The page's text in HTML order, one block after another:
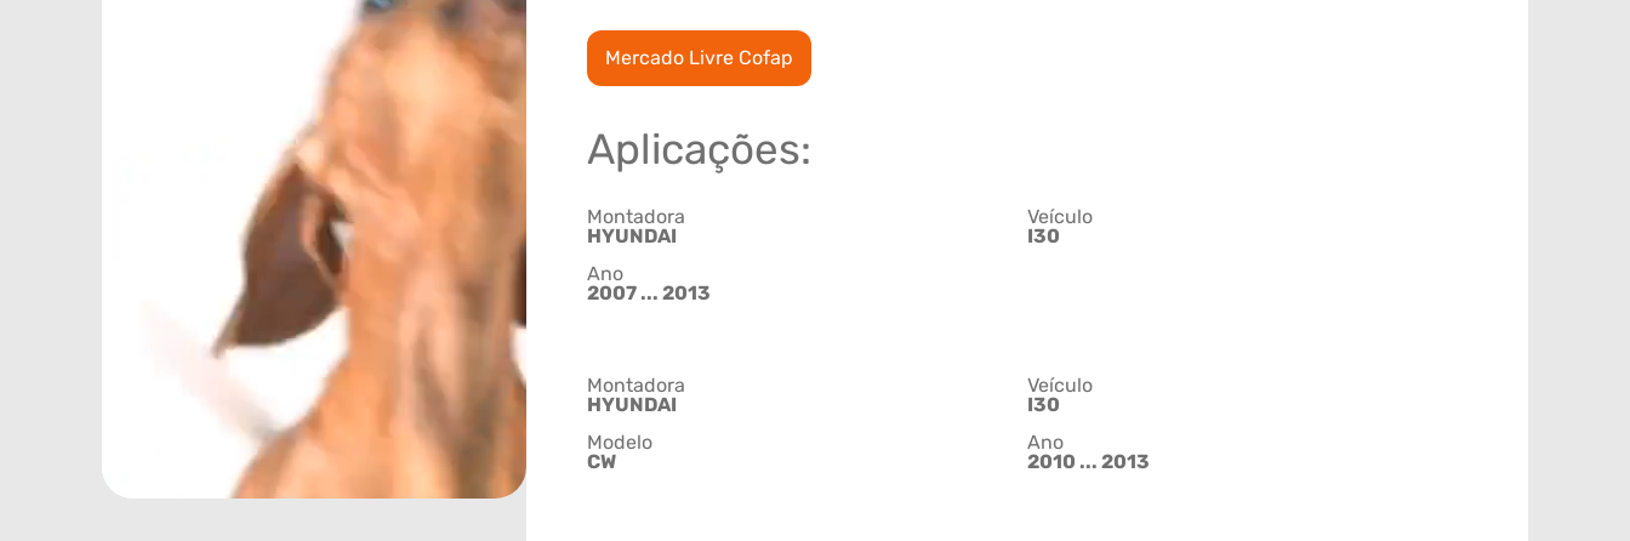
Mercado Livre Cofap
Aplicações:
Montadora
HYUNDAI
Veículo
I30
Ano
2007 ... 2013
Montadora
HYUNDAI
Veículo
I30
Modelo
CW
Ano
2010 ... 2013